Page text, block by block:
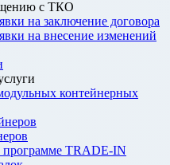
с ТКО
на заключение договора
на внесение изменений
контейнерных
TRADE-IN